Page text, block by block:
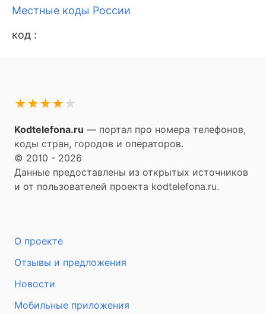
Местные коды России
код :
★
★
★
★
★
Kodtelefona.ru — портал про номера телефонов,
коды стран, городов и операторов.
© 2010 - 2026
Данные предоставлены из открытых источников
и от пользователей проекта kodtelefona.ru.
О проекте
Отзывы и предложения
Новости
Мобильные приложения